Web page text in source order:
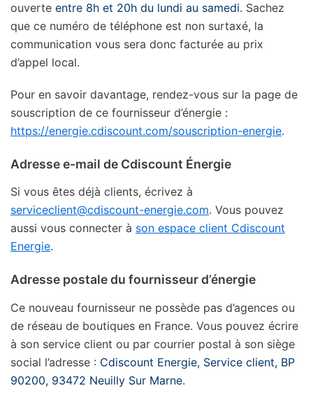
ouverte entre 8h et 20h du lundi au samedi. Sachez
que ce numéro de téléphone est non surtaxé, la
communication vous sera donc facturée au prix
d’appel local.
Pour en savoir davantage, rendez-vous sur la page de
souscription de ce fournisseur d’énergie :
https://energie.cdiscount.com/souscription-energie.
Adresse e-mail de Cdiscount Énergie
Si vous êtes déjà clients, écrivez à
serviceclient@cdiscount-energie.com. Vous pouvez
aussi vous connecter à son espace client Cdiscount
Energie.
Adresse postale du fournisseur d’énergie
Ce nouveau fournisseur ne possède pas d’agences ou
de réseau de boutiques en France. Vous pouvez écrire
à son service client ou par courrier postal à son siège
social l’adresse : Cdiscount Energie, Service client, BP
90200, 93472 Neuilly Sur Marne.